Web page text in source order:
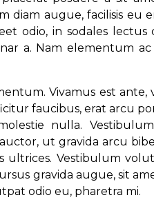
augue, facilisis eu
odio, in sodales lectus
a. Nam elementum
Vivamus est ante,
faucibus, erat arcu
nulla.
ut gravida arcu
Vestibulum
gravida augue, sit
odio eu, pharetra mi.